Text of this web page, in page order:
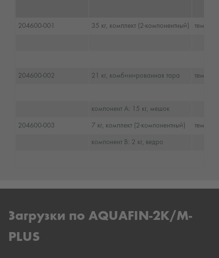
204600-001 35 кг, комплект (2-компонентный) темно-
204600-002 21 кг, комбинированная тара темно-
компонент A: 15 кг, мешок
204600-003 7 кг, комплект (2-компонентный) темно-
компонент B: 2 кг, ведро
Загрузки по AQUAFIN-2K/M-
PLUS